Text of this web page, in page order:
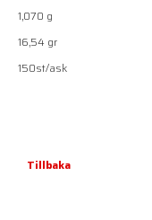
1,070 g
16,54 gr
150st/ask
Tillbaka